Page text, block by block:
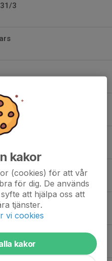
3
lördag 7 feb
onsdag 4e feb
kakor
(cookies) för att vår
för dig. De används
att hjälpa oss att
tjänster.
vi cookies
kakor